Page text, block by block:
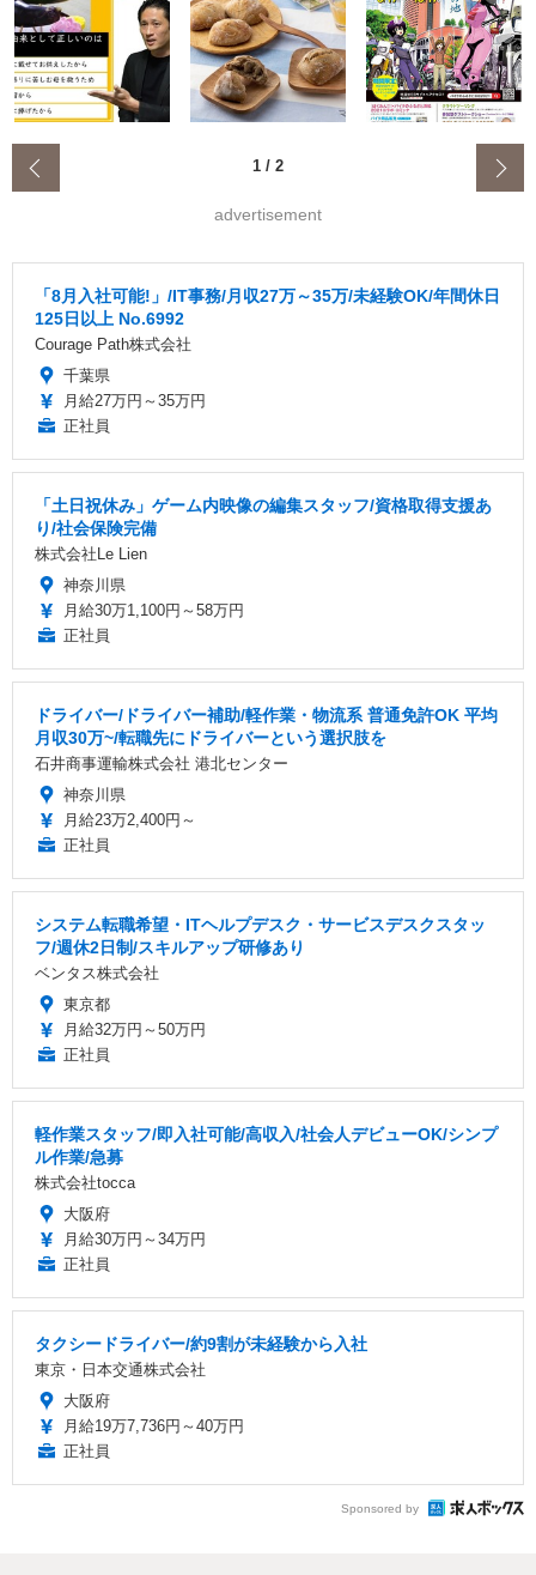
1 / 2
advertisement
「8月入社可能!」/IT事務/月収27万～35万/未経験OK/年間休日
125日以上 No.6992
Courage Path株式会社
千葉県
月給27万円～35万円
正社員
「土日祝休み」ゲーム内映像の編集スタッフ/資格取得支援あ
り/社会保険完備
株式会社Le Lien
神奈川県
月給30万1,100円～58万円
正社員
ドライバー/ドライバー補助/軽作業・物流系 普通免許OK 平均
月収30万~/転職先にドライバーという選択肢を
石井商事運輸株式会社 港北センター
神奈川県
月給23万2,400円～
正社員
システム転職希望・ITヘルプデスク・サービスデスクスタッ
フ/週休2日制/スキルアップ研修あり
ベンタス株式会社
東京都
月給32万円～50万円
正社員
軽作業スタッフ/即入社可能/高収入/社会人デビューOK/シンプ
ル作業/急募
株式会社tocca
大阪府
月給30万円～34万円
正社員
タクシードライバー/約9割が未経験から入社
東京・日本交通株式会社
大阪府
月給19万7,736円～40万円
正社員
Sponsored by